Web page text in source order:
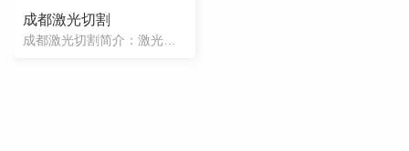
成都激光切割